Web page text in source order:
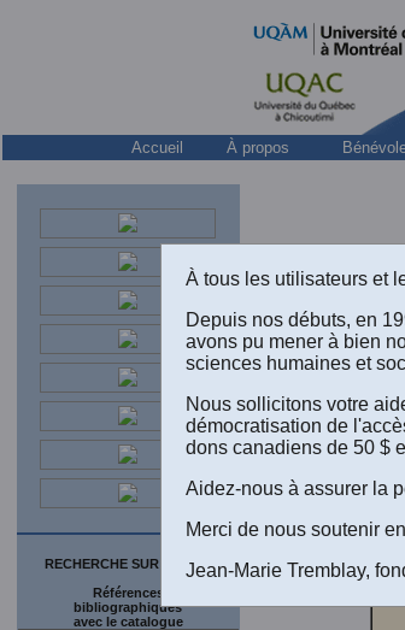
Accueil À propos
RECHERCHE SUR LE SITE
Références
bibliographiques
avec le catalogue
À tous les utilisateurs et
Depuis nos débuts, en
avons pu mener à bien
sciences humaines et
Nous sollicitons votre
démocratisation de
dons canadiens de 50 $
Aidez-nous à assurer la
Merci de nous soutenir
Jean-Marie Tremblay,